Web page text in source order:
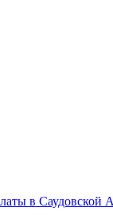
в Саудовской